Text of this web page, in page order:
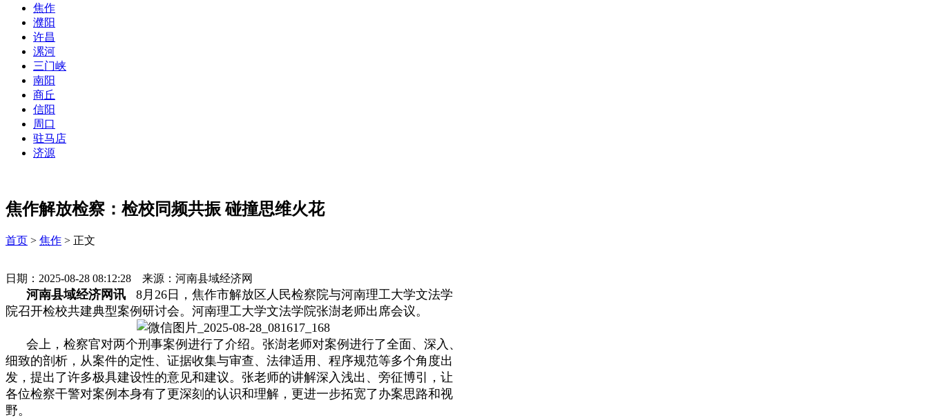
焦作
濮阳
许昌
漯河
三门峡
南阳
商丘
信阳
周口
驻马店
济源
焦作解放检察：检校同频共振 碰撞思维火花
首页 > 焦作 > 正文
日期：2025-08-28 08:12:28 来源：河南县域经济网
河南县域经济网讯
8月26日，焦作市解放区人民检察院与河南理工大学文法学
院召开检校共建典型案例研讨会。河南理工大学文法学院张澍老师出席会议。
会上，检察官对两个刑事案例进行了介绍。张澍老师对案例进行了全面、深入、
细致的剖析，从案件的定性、证据收集与审查、法律适用、程序规范等多个角度出
发，提出了许多极具建设性的意见和建议。张老师的讲解深入浅出、旁征博引，让
各位检察干警对案例本身有了更深刻的认识和理解，更进一步拓宽了办案思路和视
野。